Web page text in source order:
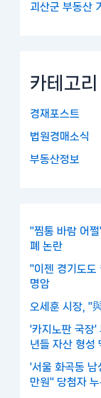
괴산군 부동산
카테고리
경재포스트
법원경매소식
부동산정보
"찜통 바람 어
폐 논란
"이젠 경기도도
명암
오세훈 시장, "
'카지노판 국장'
년들 자산 형성
'서울 화곡동
만원" 당첨자 누